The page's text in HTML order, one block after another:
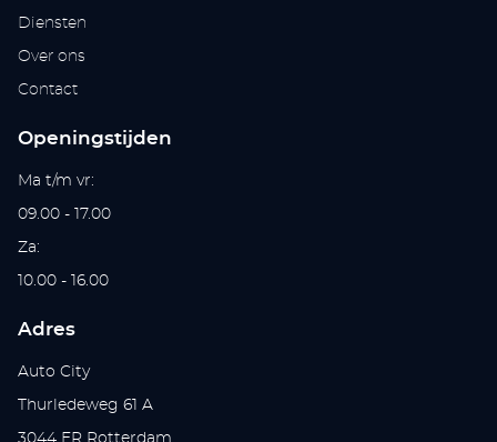
Diensten
Over ons
Contact
Openingstijden
Ma t/m vr:
09.00 - 17.00
Za:
10.00 - 16.00
Adres
Auto City
Thurledeweg 61 A